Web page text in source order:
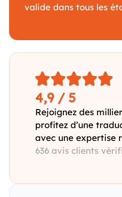
valide dans tous les
4,9 / 5
Rejoignez des
profitez d’une
avec une expertise
636 avis clients